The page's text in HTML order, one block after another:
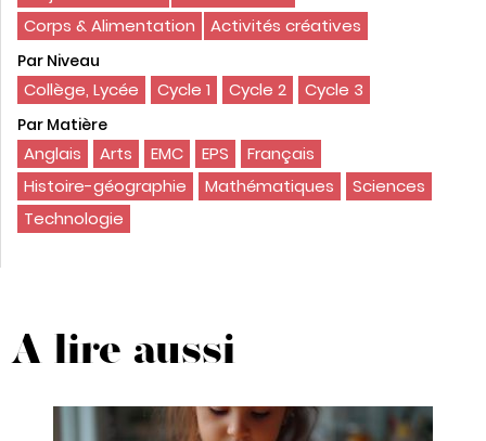
Corps & Alimentation
Activités créatives
Par Niveau
Collège, Lycée Cycle 1 Cycle 2 Cycle 3
Par Matière
Anglais Arts EMC EPS
Français
Histoire-géographie
Mathématiques
Sciences
Technologie
A lire aussi